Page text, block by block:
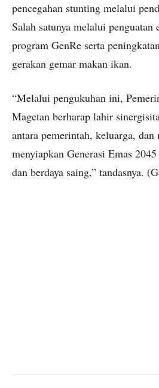
pencegahan stunting melalui
Salah satunya melalui penguatan
program GenRe serta
gerakan gemar makan ikan.
“Melalui pengukuhan ini,
Magetan berharap lahir
antara pemerintah, keluarga, dan
menyiapkan Generasi Emas
dan berdaya saing,” tandasnya.